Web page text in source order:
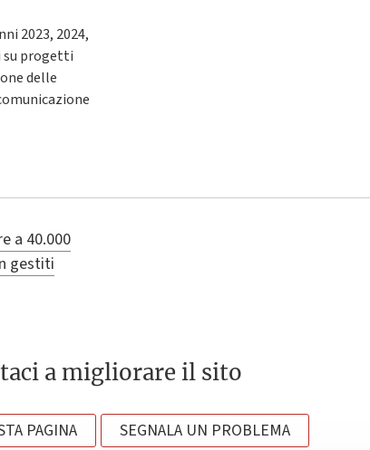
2023, 2024,
su progetti
delle
a 40.000
gestiti
a migliorare il sito
PAGINA SEGNALA UN PROBLEMA